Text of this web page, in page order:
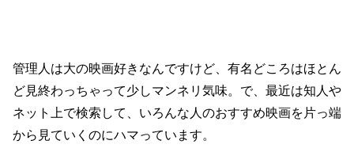
管理人は大の映画好きなんですけど、有名どころはほとん
ど見終わっちゃって少しマンネリ気味。で、最近は知人や
ネット上で検索して、いろんな人のおすすめ映画を片っ端
から見ていくのにハマっています。